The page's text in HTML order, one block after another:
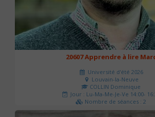
20607 Apprendre à lire
Université d'été 2026
Louvain-la-Neuve
COLLIN Dominique
Jour : Lu-Ma-Me-Je-Ve 14:00-
Nombre de séances : 2
51 €